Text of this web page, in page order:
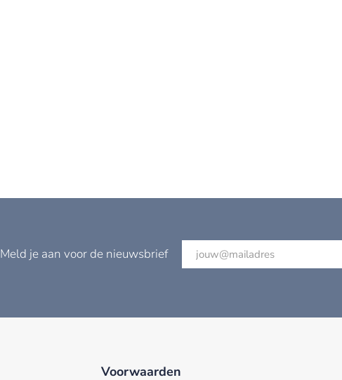
Meld je aan voor de nieuwsbrief
Voorwaarden